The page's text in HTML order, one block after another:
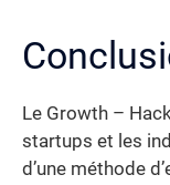
Le Growth –
startups et les
d’une méthode